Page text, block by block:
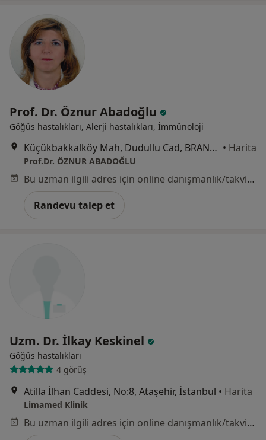
Prof. Dr. Öznur Abadoğlu
Göğüs hastalıkları, Alerji hastalıkları, İmmünoloji
Küçükbakkalköy Mah, Dudullu Cad, BRANDIUM R1 Blok Kat:25 Daire:284, İstanbul • Harita
Prof.Dr. ÖZNUR ABADOĞLU
Bu uzman ilgili adres için online danışmanlık/takvim sunmuyor.
Randevu talep et
Uzm. Dr. İlkay Keskinel
Göğüs hastalıkları
4 görüş
Atilla İlhan Caddesi, No:8, Ataşehir, İstanbul • Harita
Limamed Klinik
Bu uzman ilgili adres için online danışmanlık/takvim sunmuyor.